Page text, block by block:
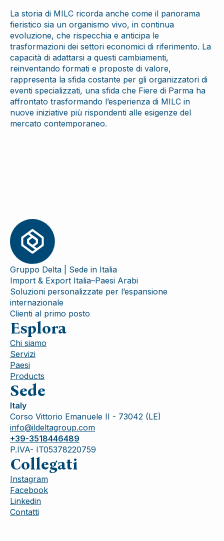
La storia di MILC ricorda anche come il panorama
fieristico sia un organismo vivo, in continua
evoluzione, che rispecchia e anticipa le
trasformazioni dei settori economici di riferimento. La
capacità di adattarsi a questi cambiamenti,
reinventando formati e proposte di valore,
rappresenta la sfida costante per gli organizzatori di
eventi specializzati, una sfida che Fiere di Parma ha
affrontato trasformando l’esperienza di MILC in
nuove iniziative più rispondenti alle esigenze del
mercato contemporaneo.
Gruppo Delta | Sede in Italia
Import & Export Italia–Paesi Arabi
Soluzioni personalizzate per l’espansione
internazionale
Clienti al primo posto
Esplora
Chi siamo
Servizi
Paesi
Products
Sede
Italy
Corso Vittorio Emanuele II - 73042 (LE)
info@ildeltagroup.com
+39-3518446489
P.IVA- IT05378220759
Collegati
Instagram
Facebook
Linkedin
Contatti